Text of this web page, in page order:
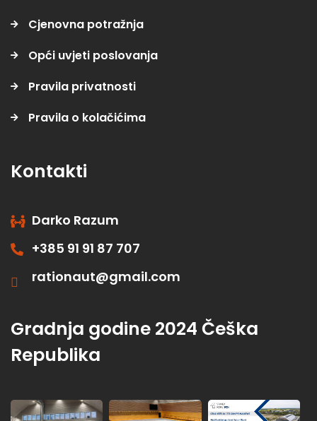
Cjenovna potražnja
Opći uvjeti poslovanja
Pravila privatnosti
Pravila o kolačićima
Kontakti
Darko Razum
+385 91 91 87 707
rationaut@gmail.com
Gradnja godine 2024 Češka
Republika